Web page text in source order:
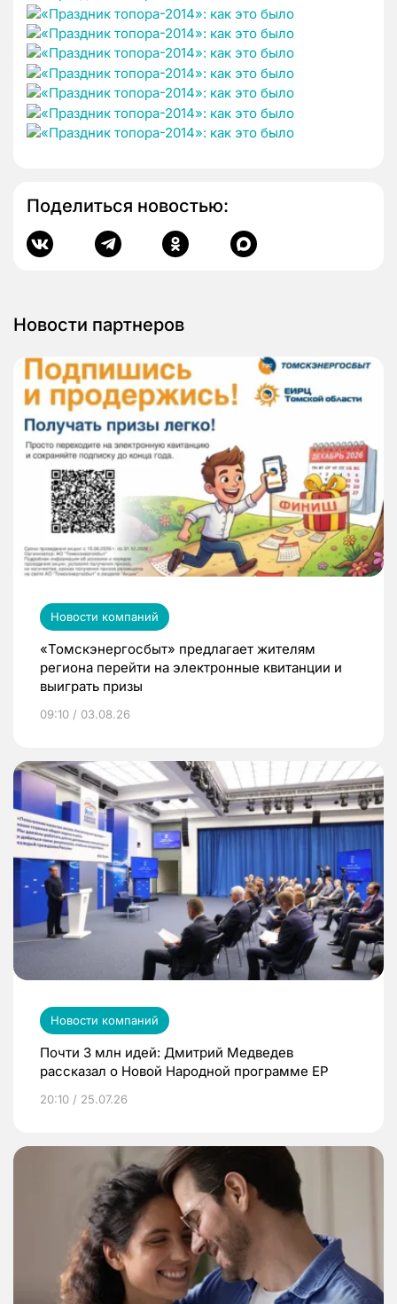
Поделиться новостью:
Новости партнеров
Новости компаний
«Томскэнергосбыт» предлагает жителям
региона перейти на электронные квитанции и
выиграть призы
09:10 / 03.08.26
Новости компаний
Почти 3 млн идей: Дмитрий Медведев
рассказал о Новой Народной программе ЕР
20:10 / 25.07.26